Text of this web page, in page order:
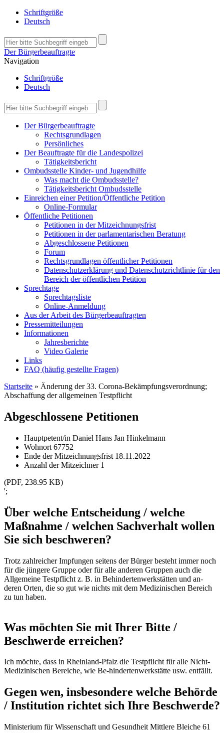
Schriftgröße
Deutsch
Der Bürgerbeauftragte
Navigation
Schriftgröße
Deutsch
Der Bürgerbeauftragte
Rechtsgrundlagen
Persönliches
Der Beauftragte für die Landespolizei
Tätigkeitsbericht
Ombudsstelle Kinder- und Jugendhilfe
Was macht die Ombudsstelle?
Tätigkeitsbericht Ombudsstelle
Einreichen einer Petition/Öffentliche Petition
Online-Formular
Öffentliche Petitionen
Petitionen in der Mitzeichnungsfrist
Petitionen in der parlamentarischen Beratung
Abgeschlossene Petitionen
Forum
Rechtsgrundlagen öffentlicher Petitionen
Datenschutzerklärung und Datenschutzrichtlinie für den
Bereich der öffentlichen Petition
Sprechtage
Sprechtagsliste
Online-Anmeldung
Aus der Arbeit des Bürgerbeauftragten
Pressemitteilungen
Informationen
Jahresberichte
Video Galerie
Links
FAQ (häufig gestellte Fragen)
Startseite » Änderung der 33. Corona-Bekämpfungsverordnung;
Abschaffung der allgemeinen Testpflicht
Abgeschlossene Petitionen
Hauptpetent/in Daniel Hans Jan Hinkelmann
Wohnort 67752
Ende der Mitzeichnungsfrist 18.11.2022
Anzahl der Mitzeichner 1
(PDF, 238.95 KB)
';
Über welche Entscheidung / welche
Maßnahme / welchen Sachverhalt wollen
Sie sich beschweren?
Trotz zahlreicher Impfungen seitens der Bürger besteht immer noch
für die jüngere Gruppe oder für alle anderen Gruppen auch die
Allgemeine Testpflicht z. B. in Behindertenwerkstätten und an-
deren Orten, die so gut wie nichts mit dem Medizinischen Bereich
zu tun haben.
Was möchten Sie mit Ihrer Bitte /
Beschwerde erreichen?
Ich möchte, dass in Rheinland-Pfalz die Testpflicht für alle Nicht-
Medizinischen Bereiche, wie Be-hindertenwerkstätte usw. entfällt.
Gegen wen, insbesondere welche Behörde
/ Institution richtet sich Ihre Beschwerde?
Ministerium für Wissenschaft und Gesundheit Mittlere Bleiche 61